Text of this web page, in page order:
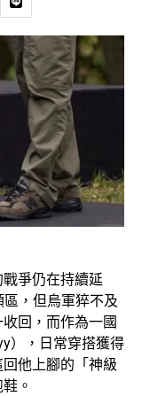
爭仍在持續延
，但烏軍猝不及
回，而作為一國
），日常穿搭獲得
他上腳的「神級
。